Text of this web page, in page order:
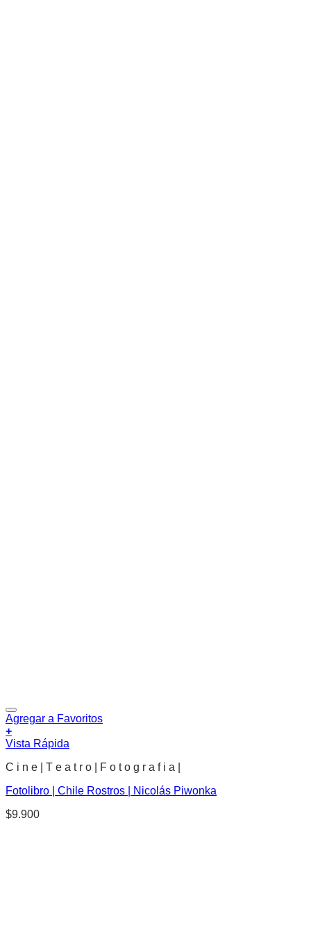
Agregar a Favoritos
+
Vista Rápida
C i n e | T e a t r o | F o t o g r a f i a |
Fotolibro | Chile Rostros | Nicolás Piwonka
$9.900